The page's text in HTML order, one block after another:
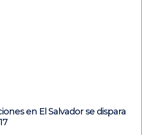
en El Salvador se dispara